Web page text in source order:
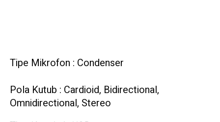
Tipe Mikrofon : Condenser
Pola Kutub : Cardioid, Bidirectional,
Omnidirectional, Stereo